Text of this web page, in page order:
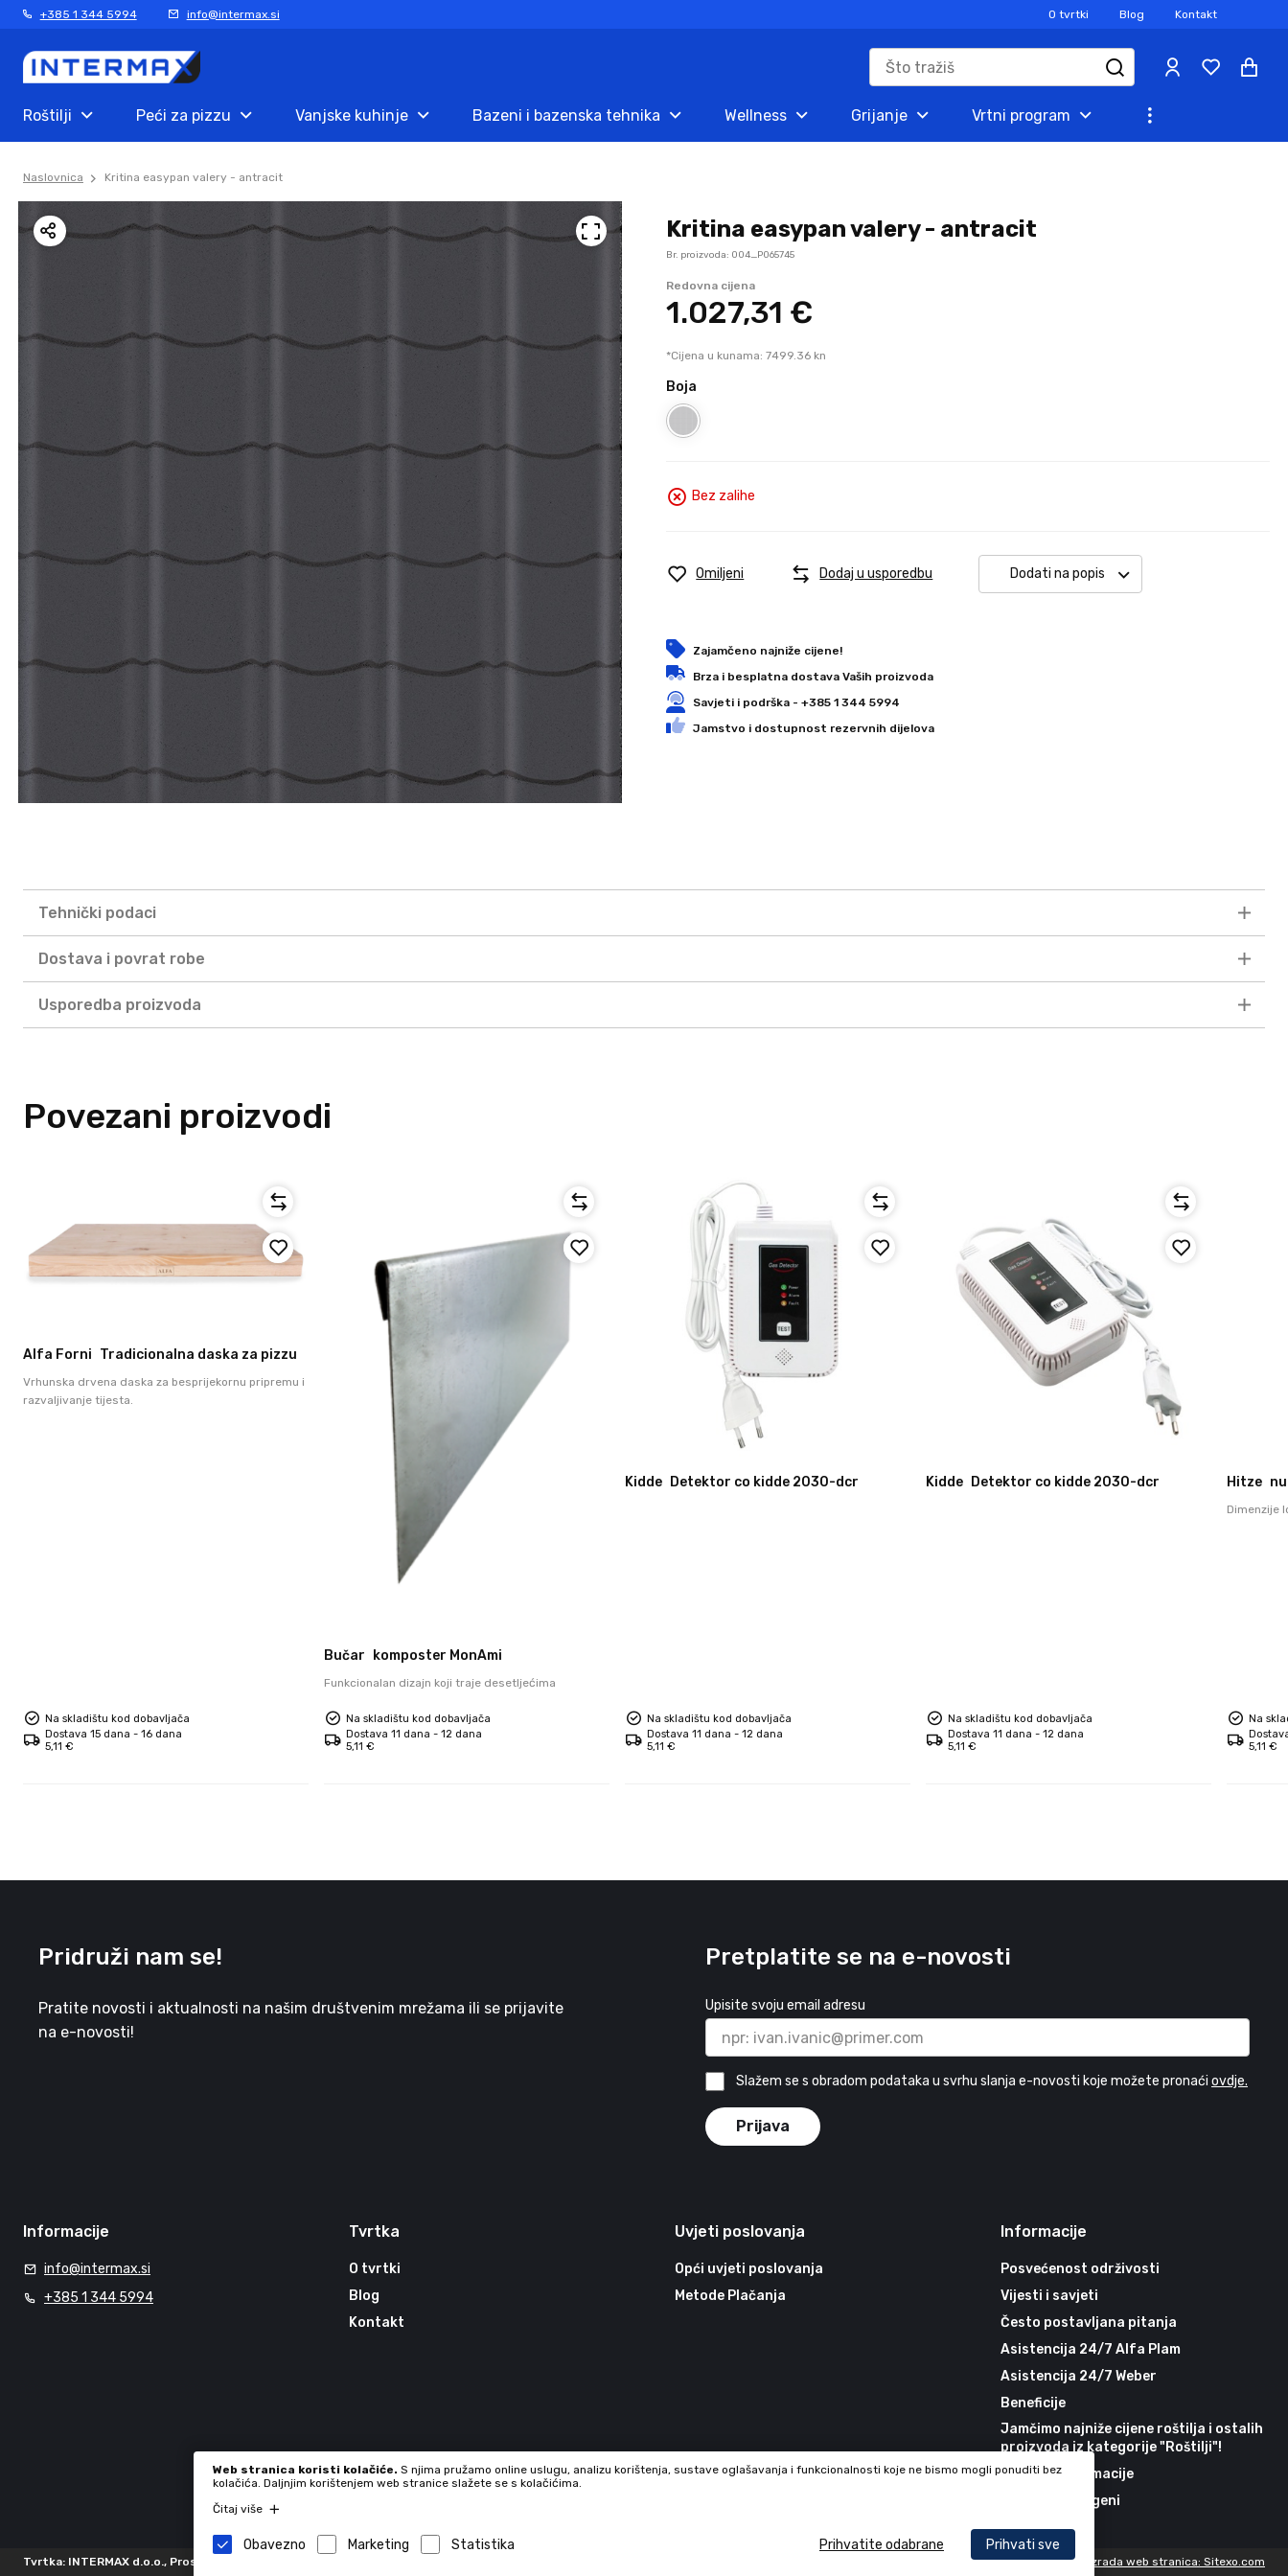
+385 1 344 5994 info@intermax.si O tvrtki Blog Kontakt
Roštilji Peći za pizzu Vanjske kuhinje Bazeni i bazenska tehnika Wellness Grijanje Vrtni program
Naslovnica Kritina easypan valery - antracit
Kritina easypan valery - antracit
Br. proizvoda: 004_P065745
Redovna cijena
1.027,31 €
*Cijena u kunama: 7499.36 kn
Boja
Bez zalihe
Omiljeni Dodaj u usporedbu Dodati na popis
Zajamčeno najniže cijene!
Brza i besplatna dostava Vaših proizvoda
Savjeti i podrška - +385 1 344 5994
Jamstvo i dostupnost rezervnih dijelova
Tehnički podaci
Dostava i povrat robe
Usporedba proizvoda
Povezani proizvodi
Alfa Forni Tradicionalna daska za pizzu
Vrhunska drvena daska za besprijekornu pripremu i
razvaljivanje tijesta.
Na skladištu kod dobavljača
Dostava 15 dana - 16 dana
5,11 €
Bučar komposter MonAmi
Funkcionalan dizajn koji traje desetljećima
Na skladištu kod dobavljača
Dostava 11 dana - 12 dana
5,11 €
Kidde Detektor co kidde 2030-dcr
Na skladištu kod dobavljača
Dostava 11 dana - 12 dana
5,11 €
Kidde Detektor co kidde 2030-dcr
Na skladištu kod dobavljača
Dostava 11 dana - 12 dana
5,11 €
Hitze
Dimenzije
Na
5,11 €
Pridruži nam se!
Pratite novosti i aktualnosti na našim društvenim mrežama ili se prijavite
na e-novosti!
Pretplatite se na e-novosti
Upisite svoju email adresu
Slažem se s obradom podataka u svrhu slanja e-novosti koje možete pronaći ovdje.
Prijava
Informacije
info@intermax.si
+385 1 344 5994
Tvrtka
O tvrtki
Blog
Kontakt
Uvjeti poslovanja
Opći uvjeti poslovanja
Metode Plačanja
Informacije
Posvećenost održivosti
Vijesti i savjeti
Često postavljana pitanja
Asistencija 24/7 Alfa Plam
Asistencija 24/7 Weber
Beneficije
Jamčimo najniže cijene roštilja i ostalih
proizvoda iz kategorije "Roštilji"!
Korisne informacije
Recepti - alergeni
Tvrtka: INTERMAX d.o.o., Proseniško 8F, 3230 Šentjur, Slovenia, 72409886 Izrada web stranica: Sitexo.com
Web stranica koristi kolačiće. S njima pružamo online uslugu, analizu korištenja, sustave oglašavanja i funkcionalnosti koje ne bismo mogli ponuditi bez
kolačića. Daljnjim korištenjem web stranice slažete se s kolačićima.
Čitaj više
Obavezno Marketing Statistika Prihvatite odabrane Prihvati sve